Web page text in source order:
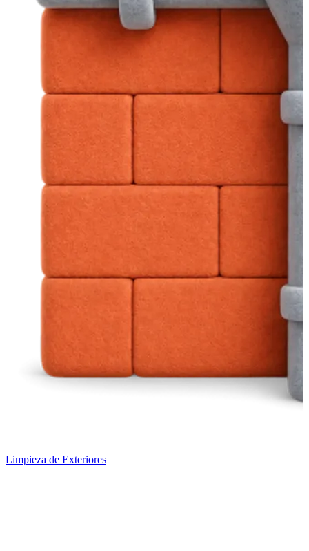
Limpieza de Exteriores